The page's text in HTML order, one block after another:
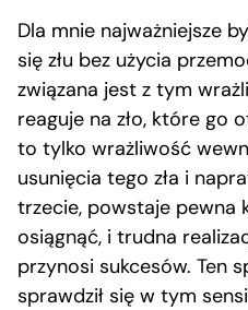
Dla mnie najważniejsze
się złu bez użycia
związana jest z tym
reaguje na zło, które go
to tylko wrażliwość
usunięcia tego zła i
trzecie, powstaje pewna
osiągnąć, i trudna
przynosi sukcesów. Ten
sprawdził się w tym